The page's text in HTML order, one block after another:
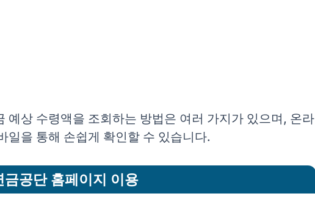
예상 수령액을 조회하는 방법은 여러 가지가 있으며, 온라
일을 통해 손쉽게 확인할 수 있습니다.
금공단 홈페이지 이용